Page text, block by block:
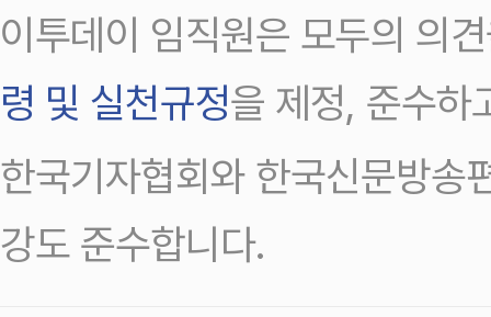
이투데이 임직원은 모두의 의
령 및 실천규정을 제정, 준수하
한국기자협회와 한국신문방송
강도 준수합니다.